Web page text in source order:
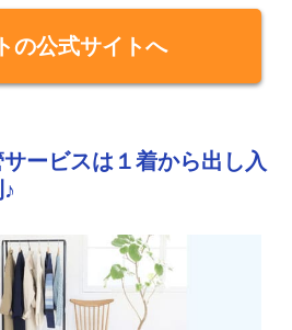
の公式サイトへ
ービスは１着から出し入